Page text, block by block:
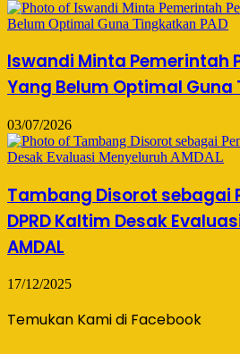
Iswandi Minta Pemerintah
Yang Belum Optimal Guna
03/07/2026
Tambang Disorot sebagai
DPRD Kaltim Desak
AMDAL
17/12/2025
Temukan Kami di Facebook